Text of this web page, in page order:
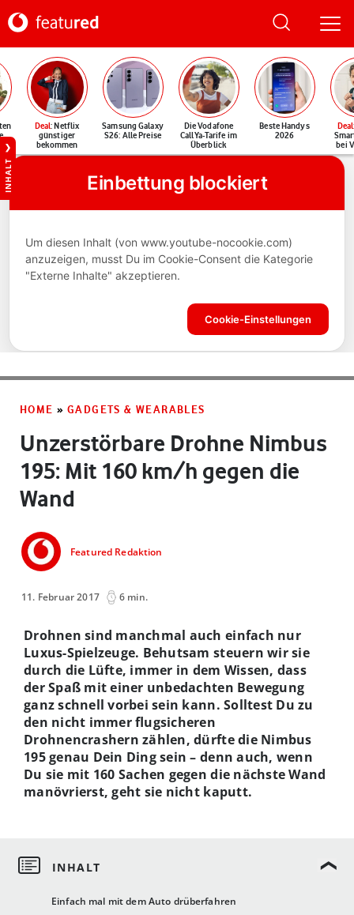
Deal: Netflix
günstiger
bekommen
Samsung Galaxy
S26: Alle Preise
Die Vodafone
CallYa-Tarife im
Überblick
Beste Handys
2026
Deal
bei
INHALT
HOME » GADGETS & WEARABLES
Unzerstörbare Drohne Nimbus
195: Mit 160 km/h gegen die
Wand
Featured Redaktion
11. Februar 2017 6 min.
Einfach mal mit dem Auto drüberfahren
Drohnen sind manchmal auch einfach nur
Luxus-Spielzeuge. Behutsam steuern wir sie
durch die Lüfte, immer in dem Wissen, dass
der Spaß mit einer unbedachten Bewegung
ganz schnell vorbei sein kann. Solltest Du zu
den nicht immer flugsicheren
Drohnencrashern zählen, dürfte die Nimbus
195 genau Dein Ding sein – denn auch, wenn
Du sie mit 160 Sachen gegen die nächste Wand
manövrierst, geht sie nicht kaputt.